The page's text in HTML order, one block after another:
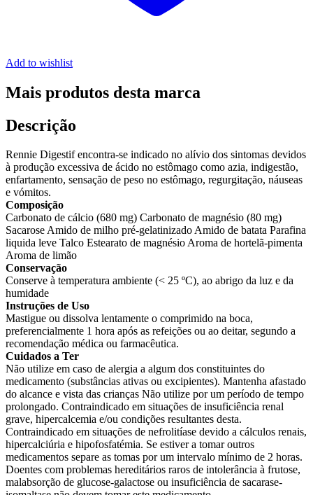
Add to wishlist
Mais produtos desta marca
Descrição
Rennie Digestif encontra-se indicado no alívio dos sintomas devidos
à produção excessiva de ácido no estômago como azia, indigestão,
enfartamento, sensação de peso no estômago, regurgitação, náuseas
e vómitos.
Composição
Carbonato de cálcio (680 mg) Carbonato de magnésio (80 mg)
Sacarose Amido de milho pré-gelatinizado Amido de batata Parafina
liquida leve Talco Estearato de magnésio Aroma de hortelã-pimenta
Aroma de limão
Conservação
Conserve à temperatura ambiente (< 25 ºC), ao abrigo da luz e da
humidade
Instruções de Uso
Mastigue ou dissolva lentamente o comprimido na boca,
preferencialmente 1 hora após as refeições ou ao deitar, segundo a
recomendação médica ou farmacêutica.
Cuidados a Ter
Não utilize em caso de alergia a algum dos constituintes do
medicamento (substâncias ativas ou excipientes). Mantenha afastado
do alcance e vista das crianças Não utilize por um período de tempo
prolongado. Contraindicado em situações de insuficiência renal
grave, hipercalcemia e/ou condições resultantes desta.
Contraindicado em situações de nefrolitíase devido a cálculos renais,
hipercalciúria e hipofosfatémia. Se estiver a tomar outros
medicamentos separe as tomas por um intervalo mínimo de 2 horas.
Doentes com problemas hereditários raros de intolerância à frutose,
malabsorção de glucose-galactose ou insuficiência de sacarase-